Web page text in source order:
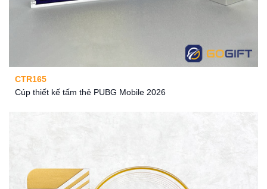
CTR165
Cúp thiết kế tấm thẻ PUBG Mobile 2026